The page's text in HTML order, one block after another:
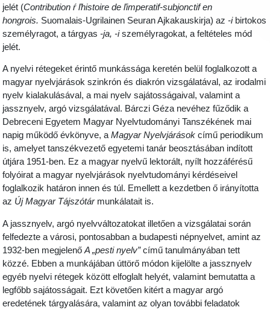
jelét (Contribution ŕ ľhistoire de ľimperatif-subjonctif en
hongrois. Suomalais-Ugrilainen Seuran Ajkakauskirja) az -ibirtokos
személyragot, a tárgyas -ja, -iszemélyragokat, a feltételes mód
jelét.
A nyelvi rétegeket érintő munkássága keretén belül foglalkozott a
magyar nyelvjárások szinkrón és diakrón vizsgálatával, az irodalmi
nyelv kialakulásával, a mai nyelv sajátosságaival, valamint a
jassznyelv, argó vizsgálatával. Bárczi Géza nevéhez fűződik a
Debreceni Egyetem Magyar Nyelvtudományi Tanszékének mai
napig működő évkönyve, aMagyar Nyelvjárások című periodikum
is, amelyet tanszékvezető egyetemi tanár beosztásában indított
útjára 1951-ben. Ez a magyar nyelvű lektorált, nyílt hozzáférésű
folyóirat a magyar nyelvjárások nyelvtudományi kérdéseivel
foglalkozik határon innen és túl. Emellett a kezdetben ő irányította
az Új Magyar Tájszótármunkálatait is.
A jassznyelv, argó nyelvváltozatokat illetően a vizsgálatai során
felfedezte a városi, pontosabban a budapesti népnyelvet, amint az
1932-ben megjelenőA „pesti nyelv”című tanulmányában tett
közzé. Ebben a munkájában úttörő módon kijelölte a jassznyelv
egyéb nyelvi rétegek között elfoglalt helyét, valamint bemutatta a
legfőbb sajátosságait. Ezt követően kitért a magyar argó
eredetének tárgyalására, valamint az olyan további feladatok